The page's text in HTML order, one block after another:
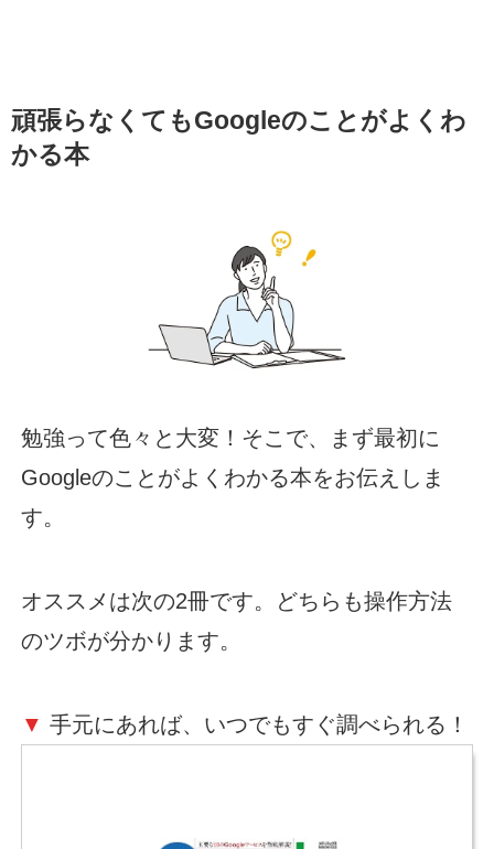
頑張らなくてもGoogleのことがよくわ
かる本
勉強って色々と大変！そこで、まず最初に
Googleのことがよくわかる本をお伝えしま
す。
オススメは次の2冊です。どちらも操作方法
のツボが分かります。
▼ 手元にあれば、いつでもすぐ調べられる！